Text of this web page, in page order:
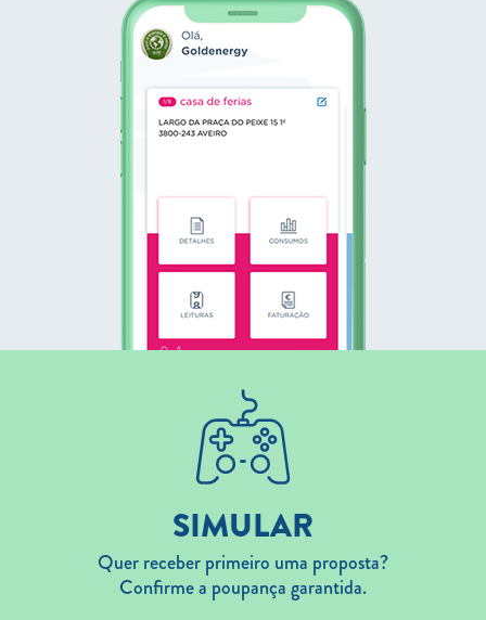
SIMULAR
Quer receber primeiro uma proposta?
Confirme a poupança garantida.